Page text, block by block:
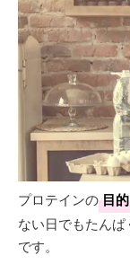
プロテインの目
ない日でもたん
です。